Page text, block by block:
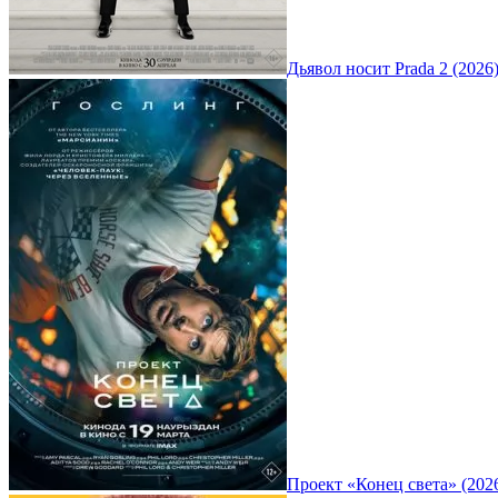
Дьявол носит Prada 2 (2026)
Проект «Конец света»